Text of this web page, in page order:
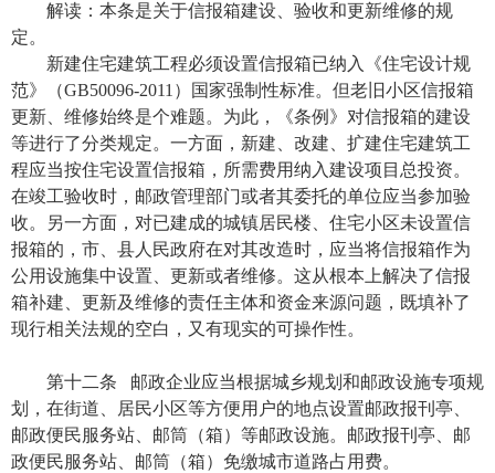
解读：本条是关于信报箱建设、验收和更新维修的规
定。
新建住宅建筑工程必须设置信报箱已纳入《住宅设计规
范》（GB50096-2011）国家强制性标准。但老旧小区信报箱
更新、维修始终是个难题。为此，《条例》对信报箱的建设
等进行了分类规定。一方面，新建、改建、扩建住宅建筑工
程应当按住宅设置信报箱，所需费用纳入建设项目总投资。
在竣工验收时，邮政管理部门或者其委托的单位应当参加验
收。另一方面，对已建成的城镇居民楼、住宅小区未设置信
报箱的，市、县人民政府在对其改造时，应当将信报箱作为
公用设施集中设置、更新或者维修。这从根本上解决了信报
箱补建、更新及维修的责任主体和资金来源问题，既填补了
现行相关法规的空白，又有现实的可操作性。
第十二条 邮政企业应当根据城乡规划和邮政设施专项规
划，在街道、居民小区等方便用户的地点设置邮政报刊亭、
邮政便民服务站、邮筒（箱）等邮政设施。邮政报刊亭、邮
政便民服务站、邮筒（箱）免缴城市道路占用费。